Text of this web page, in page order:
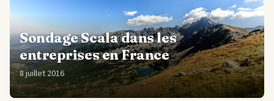
Sondage Scala dans les
entreprises en France
8 juillet 2016